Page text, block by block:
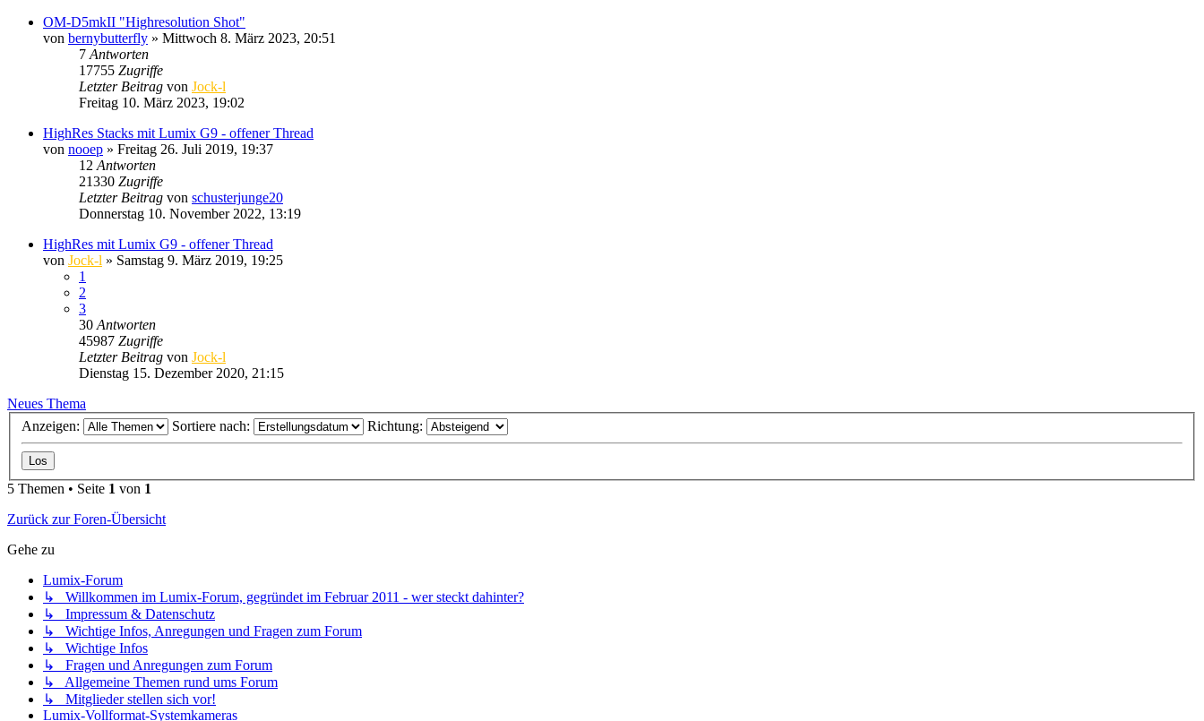
OM-D5mkII "Highresolution Shot"
von bernybutterfly » Mittwoch 8. März 2023, 20:51
7 Antworten
17755 Zugriffe
Letzter Beitrag von Jock-l
Freitag 10. März 2023, 19:02
HighRes Stacks mit Lumix G9 - offener Thread
von nooep » Freitag 26. Juli 2019, 19:37
12 Antworten
21330 Zugriffe
Letzter Beitrag von schusterjunge20
Donnerstag 10. November 2022, 13:19
HighRes mit Lumix G9 - offener Thread
von Jock-l » Samstag 9. März 2019, 19:25
1
2
3
30 Antworten
45987 Zugriffe
Letzter Beitrag von Jock-l
Dienstag 15. Dezember 2020, 21:15
Neues Thema
Anzeigen:
Sortiere nach: Richtung:
5 Themen • Seite 1 von 1
Zurück zur Foren-Übersicht
Gehe zu
Lumix-Forum
↳ Willkommen im Lumix-Forum, gegründet im Februar 2011 - wer steckt dahinter?
↳ Impressum & Datenschutz
↳ Wichtige Infos, Anregungen und Fragen zum Forum
↳ Wichtige Infos
↳ Fragen und Anregungen zum Forum
↳ Allgemeine Themen rund ums Forum
↳ Mitglieder stellen sich vor!
Lumix-Vollformat-Systemkameras